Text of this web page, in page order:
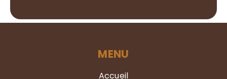
MENU
Accueil